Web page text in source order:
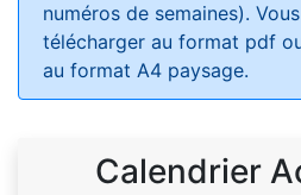
numéros de semaines).
télécharger au format pdf
au format A4 paysage.
Calendrier